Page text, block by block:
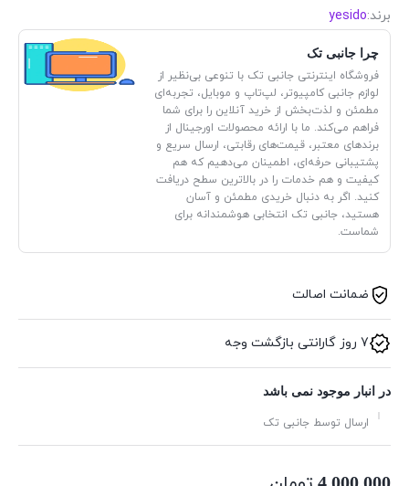
برند:yesido
چرا جانبی تک
فروشگاه اینترنتی جانبی تک با تنوعی بی‌نظیر از
لوازم جانبی کامپیوتر، لپ‌تاپ و موبایل، تجربه‌ای
مطمئن و لذت‌بخش از خرید آنلاین را برای شما
فراهم می‌کند. ما با ارائه محصولات اورجینال از
برندهای معتبر، قیمت‌های رقابتی، ارسال سریع و
پشتیبانی حرفه‌ای، اطمینان می‌دهیم که هم
کیفیت و هم خدمات را در بالاترین سطح دریافت
کنید. اگر به دنبال خریدی مطمئن و آسان
هستید، جانبی تک انتخابی هوشمندانه برای
شماست.
ضمانت اصالت
7 روز گارانتی بازگشت وجه
در انبار موجود نمی باشد
ارسال توسط جانبی تک